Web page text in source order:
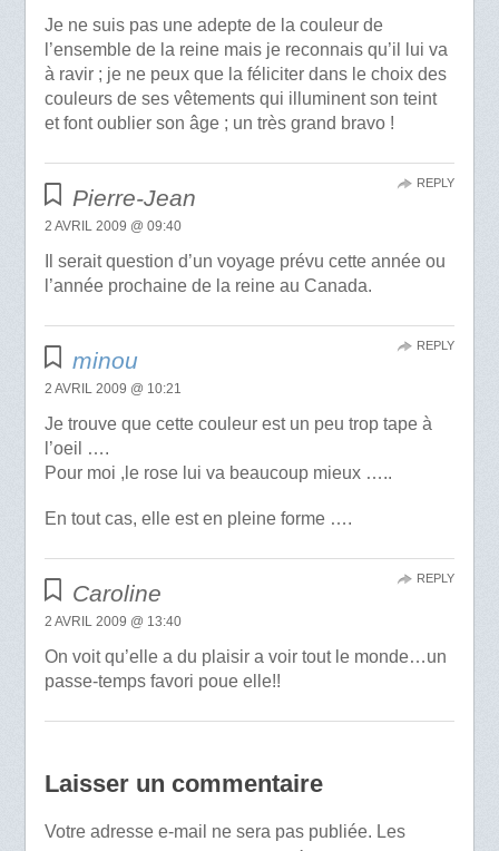
Je ne suis pas une adepte de la couleur de
l’ensemble de la reine mais je reconnais qu’il lui va
à ravir ; je ne peux que la féliciter dans le choix des
couleurs de ses vêtements qui illuminent son teint
et font oublier son âge ; un très grand bravo !
Pierre-Jean
2 AVRIL 2009 @ 09:40
Il serait question d’un voyage prévu cette année ou
l’année prochaine de la reine au Canada.
REPLY
minou
2 AVRIL 2009 @ 10:21
Je trouve que cette couleur est un peu trop tape à
l’oeil ….
Pour moi ,le rose lui va beaucoup mieux …..
En tout cas, elle est en pleine forme ….
REPLY
Caroline
2 AVRIL 2009 @ 13:40
On voit qu’elle a du plaisir a voir tout le monde…un
passe-temps favori poue elle!!
REPLY
Laisser un commentaire
Votre adresse e-mail ne sera pas publiée. Les